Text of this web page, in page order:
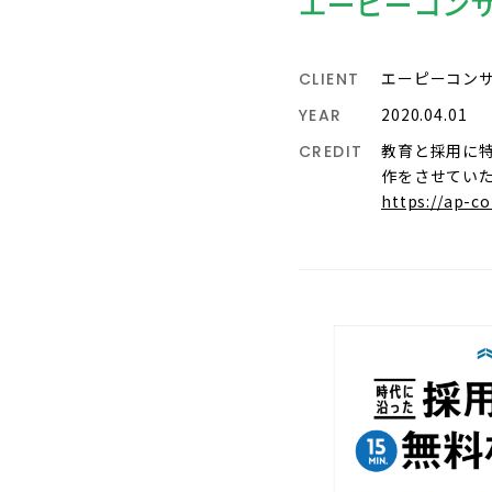
CLIENT
エーピーコン
YEAR
2020.04.01
CREDIT
教育と採用に
作をさせてい
https://ap-